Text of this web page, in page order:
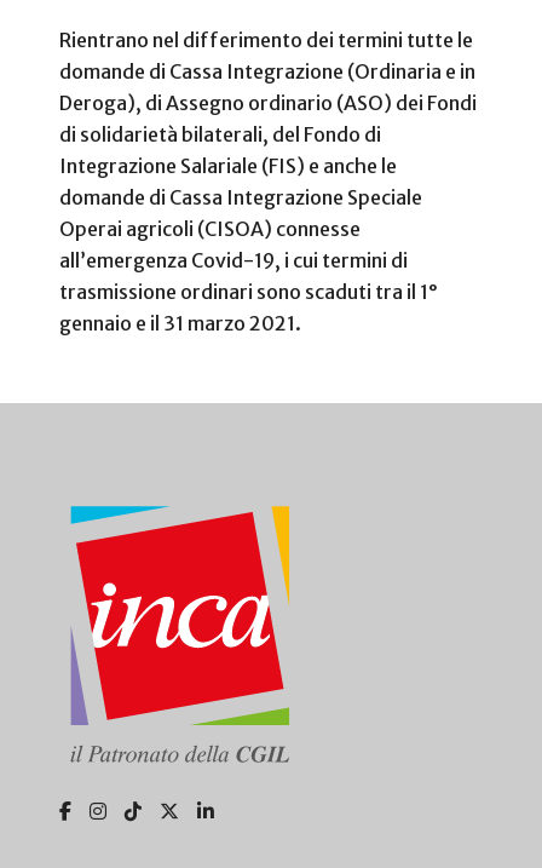
Rientrano nel differimento dei termini tutte le
domande di Cassa Integrazione (Ordinaria e in
Deroga), di Assegno ordinario (ASO) dei Fondi
di solidarietà bilaterali, del Fondo di
Integrazione Salariale (FIS) e anche le
domande di Cassa Integrazione Speciale
Operai agricoli (CISOA) connesse
all’emergenza Covid-19, i cui termini di
trasmissione ordinari sono scaduti tra il 1°
gennaio e il 31 marzo 2021.